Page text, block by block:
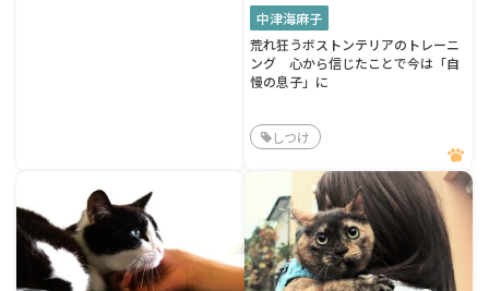
中津海麻子
荒れ狂うボストンテリアのトレーニ
ング 心から信じたことで今は「自
慢の息子」に
しつけ